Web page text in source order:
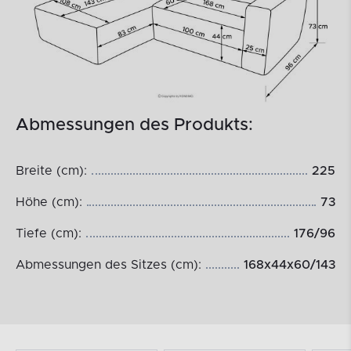
Abmessungen des Produkts:
Breite (cm): 225
Höhe (cm): 73
Tiefe (cm): 176/96
Abmessungen des Sitzes (cm): 168x44x60/143